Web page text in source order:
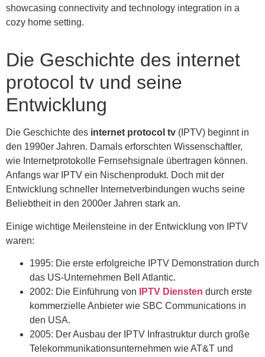
showcasing connectivity and technology integration in a
cozy home setting.
Die Geschichte des internet
protocol tv und seine
Entwicklung
Die Geschichte des internet protocol tv (IPTV) beginnt in
den 1990er Jahren. Damals erforschten Wissenschaftler,
wie Internetprotokolle Fernsehsignale übertragen können.
Anfangs war IPTV ein Nischenprodukt. Doch mit der
Entwicklung schneller Internetverbindungen wuchs seine
Beliebtheit in den 2000er Jahren stark an.
Einige wichtige Meilensteine in der Entwicklung von IPTV
waren:
1995: Die erste erfolgreiche IPTV Demonstration durch
das US-Unternehmen Bell Atlantic.
2002: Die Einführung von
IPTV Diensten durch erste
kommerzielle Anbieter wie SBC Communications in
den USA.
2005: Der Ausbau der IPTV Infrastruktur durch große
Telekommunikationsunternehmen wie AT&T und